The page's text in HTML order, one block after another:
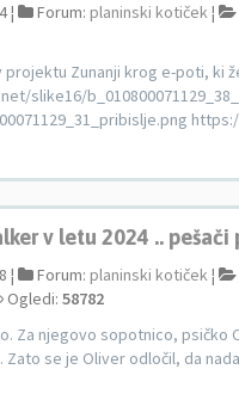
¦ Forum: planinski kotiček¦
projektu Zunanji krog e-poti,
slike16/
v letu 2024 ..
¦ Forum: planinski kotiček¦
Ogledi: 58782
Za njegovo sopotnico,
se je Oliver odločil, da